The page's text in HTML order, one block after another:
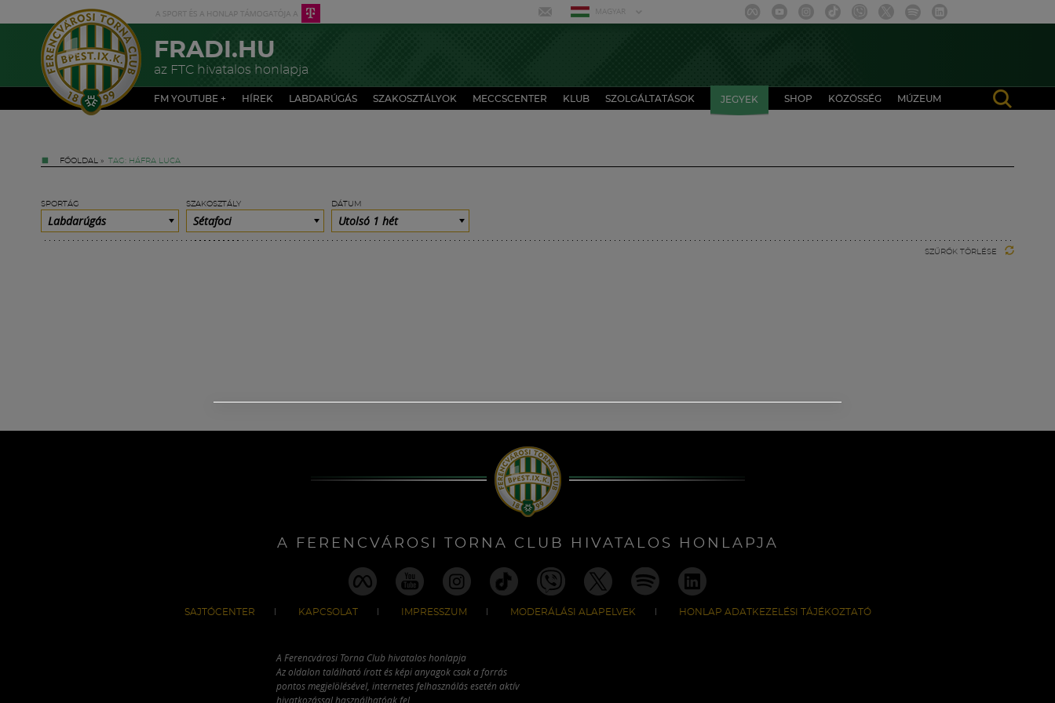
MAGYAR
FRADI.HU
az FTC hivatalos honlapja
FM YOUTUBE + HÍREK LABDARÚGÁS SZAKOSZTÁLYOK MECCSCENTER KLUB SZOLGÁLTATÁSOK JEGYEK SHOP KÖZÖSSÉG MÚZEUM
FŐOLDAL » TAG: HÁFRA LUCA
SPORTÁG
Labdarúgás
SZAKOSZTÁLY
Sétafoci
DÁTUM
Utolsó 1 hét
SZŰRŐK TÖRLÉSE
A FERENCVÁROSI TORNA CLUB HIVATALOS HONLAPJA
SAJTÓCENTER KAPCSOLAT IMPRESSZUM MODERÁLÁSI ALAPELVEK HONLAP ADATKEZELÉSI TÁJÉKOZTATÓ
A Ferencvárosi Torna Club hivatalos honlapja
Az oldalon található írott és képi anyagok csak a forrás
pontos megjelölésével, internetes felhasználás esetén aktív
hivatkozással használhatóak fel.